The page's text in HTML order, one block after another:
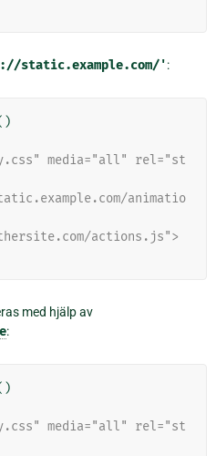
static.example.com/':
media="all" rel="st
animatio
actions.js">
med hjälp av
:
media="all" rel="st